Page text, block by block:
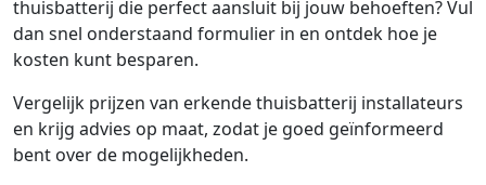
thuisbatterij die perfect aansluit bij jouw behoeften? Vul
dan snel onderstaand formulier in en ontdek hoe je
kosten kunt besparen.
Vergelijk prijzen van erkende thuisbatterij installateurs
en krijg advies op maat, zodat je goed geïnformeerd
bent over de mogelijkheden.